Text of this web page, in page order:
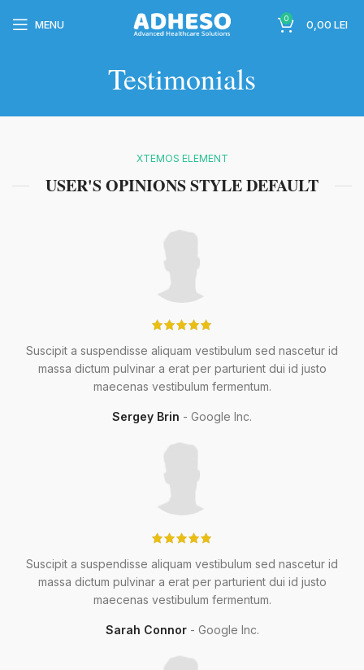
MENU 0 0,00 LEI
Testimonials
XTEMOS ELEMENT
USER'S OPINIONS STYLE DEFAULT
Suscipit a suspendisse aliquam vestibulum sed nascetur id
massa dictum pulvinar a erat per parturient dui id justo
maecenas vestibulum fermentum.
Sergey Brin Google Inc.
Suscipit a suspendisse aliquam vestibulum sed nascetur id
massa dictum pulvinar a erat per parturient dui id justo
maecenas vestibulum fermentum.
Sarah Connor Google Inc.